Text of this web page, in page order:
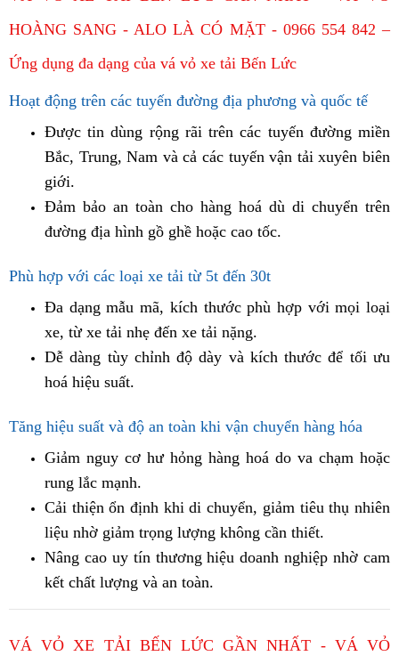
HOÀNG SANG - ALO LÀ CÓ MẶT - 0966 554 842 –
Ứng dụng đa dạng của vá vỏ xe tải Bến Lức
Hoạt động trên các tuyến đường địa phương và quốc tế
Được tin dùng rộng rãi trên các tuyến đường miền
Bắc, Trung, Nam và cả các tuyến vận tải xuyên biên
giới.
Đảm bảo an toàn cho hàng hoá dù di chuyển trên
đường địa hình gồ ghề hoặc cao tốc.
Phù hợp với các loại xe tải từ 5t đến 30t
Đa dạng mẫu mã, kích thước phù hợp với mọi loại
xe, từ xe tải nhẹ đến xe tải nặng.
Dễ dàng tùy chỉnh độ dày và kích thước để tối ưu
hoá hiệu suất.
Tăng hiệu suất và độ an toàn khi vận chuyển hàng hóa
Giảm nguy cơ hư hỏng hàng hoá do va chạm hoặc
rung lắc mạnh.
Cải thiện ổn định khi di chuyển, giảm tiêu thụ nhiên
liệu nhờ giảm trọng lượng không cần thiết.
Nâng cao uy tín thương hiệu doanh nghiệp nhờ cam
kết chất lượng và an toàn.
VÁ VỎ XE TẢI BẾN LỨC GẦN NHẤT - VÁ VỎ